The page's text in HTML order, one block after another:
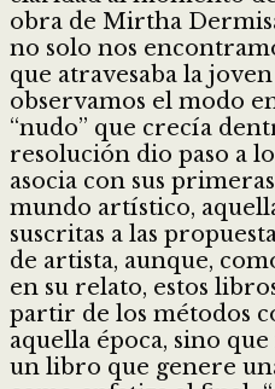
obra de Mirtha
no solo nos
que atravesaba la
observamos el modo
“nudo” que crecía
resolución dio paso a
asocia con sus
mundo artístico,
suscritas a las
de artista, aunque,
en su relato, estos
partir de los métodos
aquella época, sino
un libro que genere